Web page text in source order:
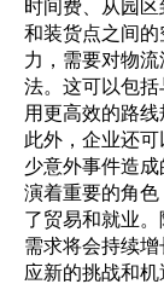
时间费、从园
和装货点之间
力，需要对物
法。这可以包
用更高效的路线
此外，企业还
少意外事件造
演着重要的角
了贸易和就业
需求将会持续
应新的挑战和机